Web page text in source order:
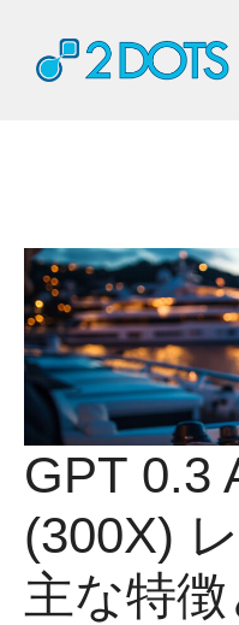
GPT 0.3
(300X)
主な特